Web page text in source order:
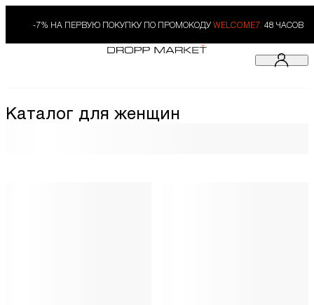
-7% НА ПЕРВУЮ ПОКУПКУ ПО ПРОМОКОДУ WELCOME7. 48 ЧАСОВ
Каталог для женщин